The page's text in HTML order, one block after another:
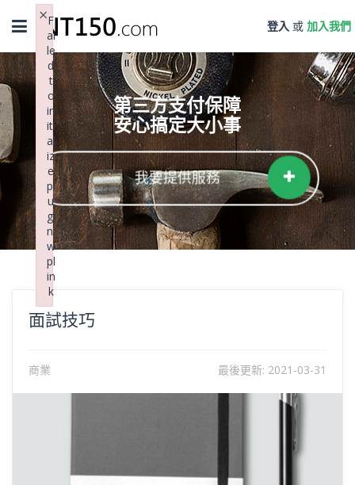
Toggle
navigation
登入 或 加入我們
第三方支付保障
安心搞定大小事
我要提供服務
面試技巧
商業 最後更新: 2021-03-31
F
ai
le
d
t
o
in
iti
al
iz
e
pl
u
gi
n:
w
pl
in
k
×
Failed to initialize plugin: wplink